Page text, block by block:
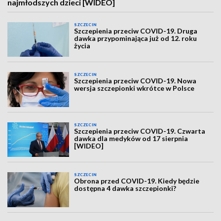
najmłodszych dzieci [WIDEO]
SZCZECIN
Szczepienia przeciw COVID-19. Druga
dawka przypominająca już od 12. roku
życia
SZCZECIN
Szczepienia przeciw COVID-19. Nowa
wersja szczepionki wkrótce w Polsce
SZCZECIN
Szczepienia przeciw COVID-19. Czwarta
dawka dla medyków od 17 sierpnia
[WIDEO]
SZCZECIN
Obrona przed COVID-19. Kiedy będzie
dostępna 4 dawka szczepionki?